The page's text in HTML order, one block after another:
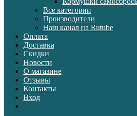
Все категории
Производители
Наш канал на Rutube
Оплата
Доставка
Скидки
Новости
О магазине
Отзывы
Контакты
Вход